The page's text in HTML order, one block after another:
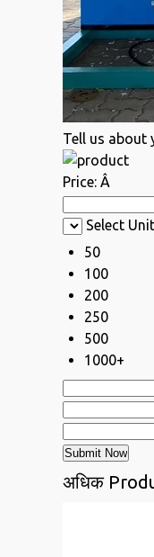
Tell us about
Price: Â
Select Unit
50
100
200
250
500
1000+
अधिक